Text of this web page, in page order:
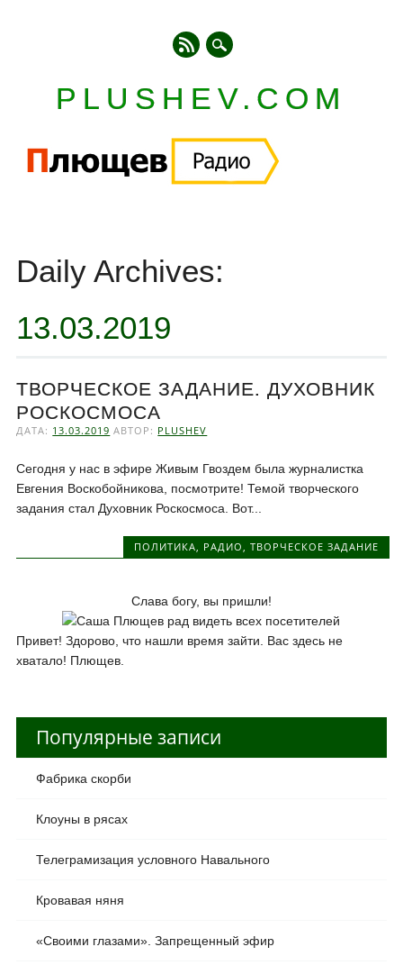
PLUSHEV.COM
content
Daily Archives:
13.03.2019
ТВОРЧЕСКОЕ ЗАДАНИЕ. ДУХОВНИК
РОСКОСМОСА
ДАТА: 13.03.2019 АВТОР: PLUSHEV
Сегодня у нас в эфире Живым Гвоздем была журналистка
Евгения Воскобойникова, посмотрите! Темой творческого
задания стал Духовник Роскосмоса. Вот...
ПОЛИТИКА, РАДИО, ТВОРЧЕСКОЕ ЗАДАНИЕ
Слава богу, вы пришли!
Привет! Здорово, что нашли время зайти. Вас здесь не
хватало! Плющев.
Популярные записи
Фабрика скорби
Клоуны в рясах
Телеграмизация условного Навального
Кровавая няня
«Своими глазами». Запрещенный эфир